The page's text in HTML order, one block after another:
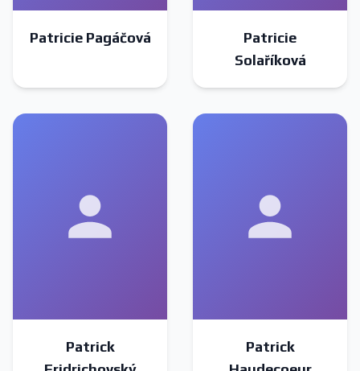
Patricie Pagáčová
Patricie
Solaříková
Patrick
Patrick